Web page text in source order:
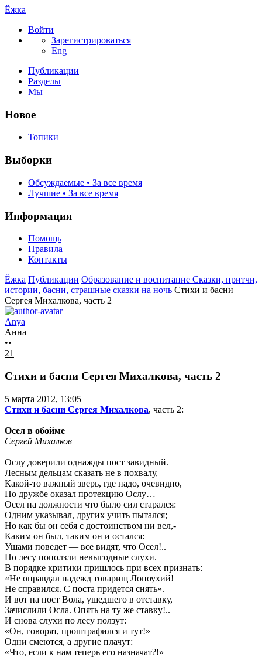
Ёжка
Войти
Зарегистрироваться
Eng
Публикации
Разделы
Мы
Новое
Топики
Выборки
Обсуждаемые • За все время
Лучшие • За все время
Информация
Помощь
Правила
Контакты
Ёжка Публикации Образование и воспитание Сказки, притчи,
истории, басни, страшные сказки на ночь Стихи и басни
Сергея Михалкова, часть 2
Anya
Анна
••
21
Стихи и басни Сергея Михалкова, часть 2
5 марта 2012, 13:05
Стихи и басни Сергея Михалкова, часть 2:
Осел в обойме
Сергей Михалков
Ослу доверили однажды пост завидный.
Лесным дельцам сказать не в похвалу,
Какой-то важный зверь, где надо, очевидно,
По дружбе оказал протекцию Ослу…
Осел на должности что было сил старался:
Одним указывал, других учить пытался;
Но как бы он себя с достоинством ни вел,-
Каким он был, таким он и остался:
Ушами поведет — все видят, что Осел!..
По лесу поползли невыгодные слухи.
В порядке критики пришлось при всех признать:
«Не оправдал надежд товарищ Лопоухий!
Не справился. С поста придется снять».
И вот на пост Вола, ушедшего в отставку,
Зачислили Осла. Опять на ту же ставку!..
И снова слухи по лесу ползут:
«Он, говорят, проштрафился и тут!»
Одни смеются, а другие плачут:
«Что, если к нам теперь его назначат?!»